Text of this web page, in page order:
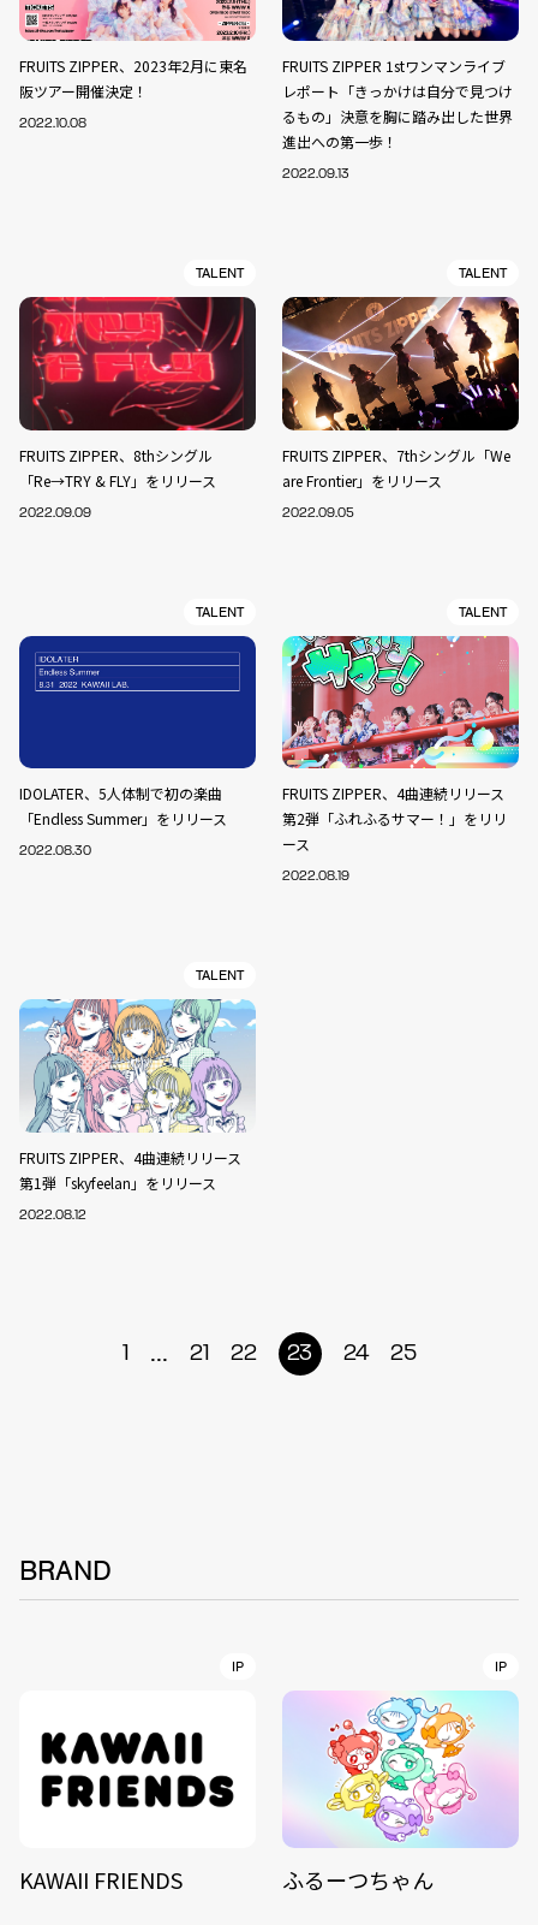
FRUITS ZIPPER、2023年2月に東名
阪ツアー開催決定！
2022.10.08
FRUITS ZIPPER 1stワンマンライブ
レポート「きっかけは自分で見つけ
るもの」決意を胸に踏み出した世界
進出への第一歩！
2022.09.13
TALENT
FRUITS ZIPPER、8thシングル
「Re→TRY & FLY」をリリース
2022.09.09
TALENT
FRUITS ZIPPER、7thシングル「We
are Frontier」をリリース
2022.09.05
TALENT
IDOLATER、5人体制で初の楽曲
「Endless Summer」をリリース
2022.08.30
TALENT
FRUITS ZIPPER、4曲連続リリース
第2弾「ふれふるサマー！」をリリ
ース
2022.08.19
TALENT
FRUITS ZIPPER、4曲連続リリース
第1弾「skyfeelan」をリリース
2022.08.12
1 ... 21 22 23 24 25
BRAND
IP
KAWAII FRIENDS
IP
ふるーつちゃん